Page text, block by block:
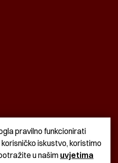
pravilno funkcionirati
iskustvo, koristimo
u našim uvjetima